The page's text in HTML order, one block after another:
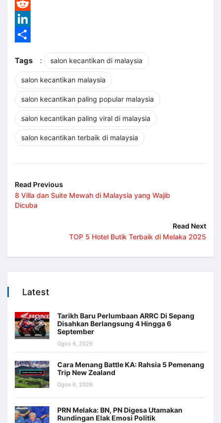
WhatsApp
Reddit
LinkedIn
Tags
: salon kecantikan di malaysia
salon kecantikan malaysia
salon kecantikan paling popular malaysia
salon kecantikan paling viral di malaysia
salon kecantikan terbaik di malaysia
Read Previous
8 Villa dan Suite Mewah di Malaysia yang Wajib
Dicuba
Read Next
TOP 5 Hotel Butik Terbaik di Melaka 2025
Latest
Tarikh Baru Perlumbaan ARRC Di Sepang
Disahkan Berlangsung 4 Hingga 6
September
Ogos 6, 2026
Cara Menang Battle KA: Rahsia 5 Pemenang
Trip New Zealand
Ogos 6, 2026
PRN Melaka: BN, PN Digesa Utamakan
Rundingan Elak Emosi Politik